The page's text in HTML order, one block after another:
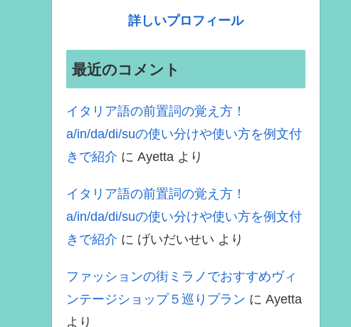
詳しいプロフィール
最近のコメント
イタリア語の前置詞の覚え方！
a/in/da/di/suの使い分けや使い方を例文付
きで紹介 に Ayetta より
イタリア語の前置詞の覚え方！
a/in/da/di/suの使い分けや使い方を例文付
きで紹介 に げいだいせい より
ファッションの街ミラノでおすすめヴィ
ンテージショップ５巡りプラン に Ayetta
より